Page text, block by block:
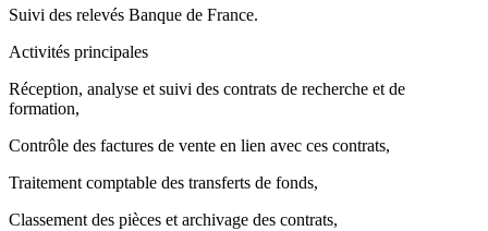
Suivi des relevés Banque de France.
Activités principales
Réception, analyse et suivi des contrats de recherche et de
formation,
Contrôle des factures de vente en lien avec ces contrats,
Traitement comptable des transferts de fonds,
Classement des pièces et archivage des contrats,